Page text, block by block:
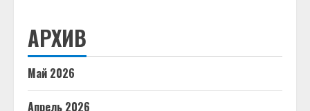
АРХИВ
Май 2026
Апрель 2026